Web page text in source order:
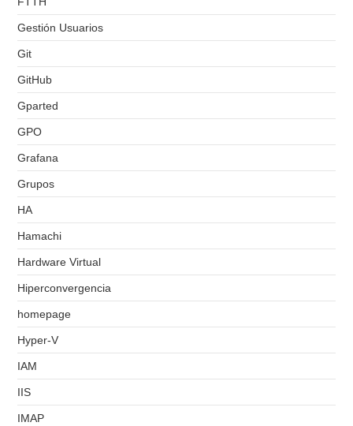
Gestión Usuarios
Git
GitHub
Gparted
GPO
Grafana
Grupos
HA
Hamachi
Hardware Virtual
Hiperconvergencia
homepage
Hyper-V
IAM
IIS
IMAP